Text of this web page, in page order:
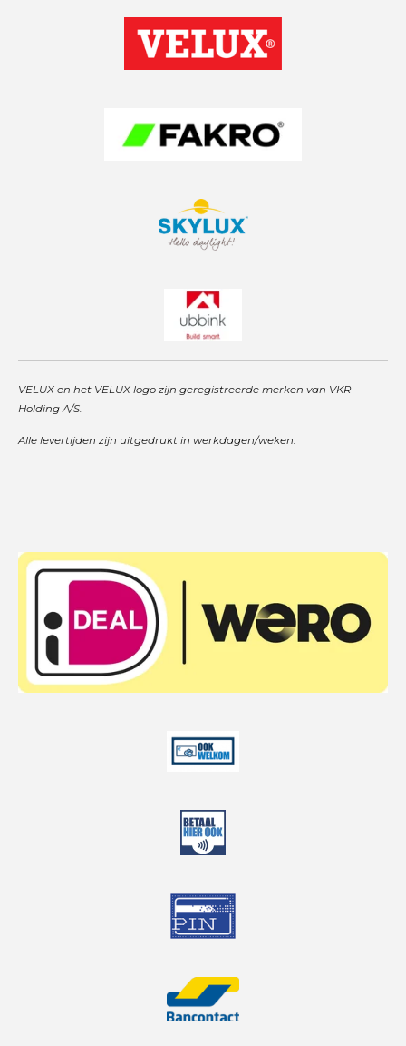
t
a
g
t
s
A
k
e
d
VELUX en het VELUX logo zijn geregistreerde merken van VKR
Holding A/S.
Alle levertijden zijn uitgedrukt in werkdagen/weken.